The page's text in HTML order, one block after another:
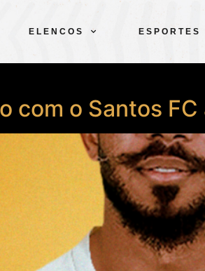
ELENCOS ESPORTES
com o Santos